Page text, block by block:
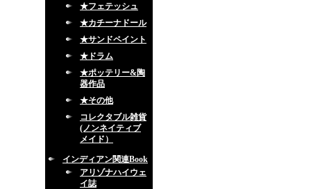
★フェテッシュ
★カチーナドール
★サンドペイント
★ドラム
★ポッテリー&陶
器作品
★その他
コレクタブル雑貨
(ノンネイティブ
メイド）
インディアン関連Book
アリゾナハイウェ
イ誌